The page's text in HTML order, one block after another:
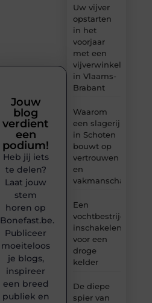
Uw vijver
opstarten
in het
voorjaar
met een
vijverwinkel
in Vlaams-
Brabant
Waarom
een slagerij
in Schoten
bouwt op
vertrouwen
en
vakmanschap
Een
inschakelen
voor een
droge
kelder
De diepe
spier van
Jouw
blog
verdient
een
podium!
Heb jij iets
te delen?
Laat jouw
stem
horen op
Bonefast.be.
Publiceer
moeiteloos
je blogs,
inspireer
een breed
publiek en